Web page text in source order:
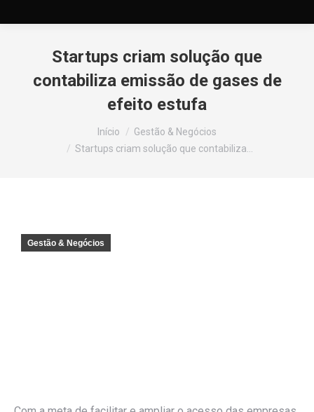
Startups criam solução que
contabiliza emissão de gases de
efeito estufa
Início
Gestão & Negócios
Startups criam solução que contabiliza…
Gestão & Negócios